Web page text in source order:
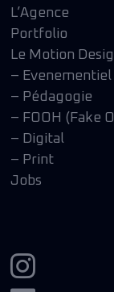
L’Agence
Portfolio
Le Motion
– Evenementiel
– Pédagogie
– FOOH (Fake
– Digital
– Print
Jobs